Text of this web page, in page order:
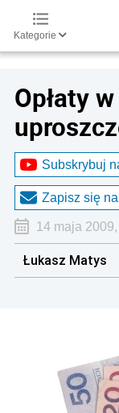
Kategorie
Opłaty
Subskrybuj
Zapisz się
14 maja
Łukasz Matys